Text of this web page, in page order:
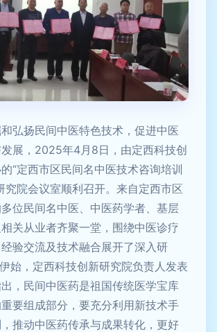
弘扬民间中医特色技术，促进中医
展，2025年4月8日，由定西科技创
“定西市区民间名中医技术咨询培训
究院会议室顺利召开。来自定西市区
位民间名中医、中医药学者、基层
关从业者齐聚一堂，围绕中医诊疗
验交流及技术融合展开了深入研
始，定西科技创新研究院负责人发表
，民间中医药是祖国传统医学宝库
要组成部分，要充分利用新技术手
推动中医药传承与成果转化，更好